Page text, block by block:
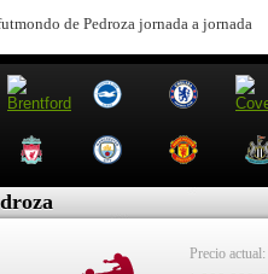
de Pedroza jornada a jornada
Precio actual: